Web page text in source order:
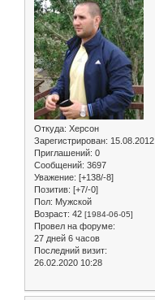
Откуда: Херсон
Зарегистрирован: 15.08.2012
Приглашений: 0
Сообщений: 3697
Уважение: [+138/-8]
Позитив: [+7/-0]
Пол: Мужской
Возраст: 42 [1984-06-05]
Провел на форуме:
27 дней 6 часов
Последний визит:
26.02.2020 10:28